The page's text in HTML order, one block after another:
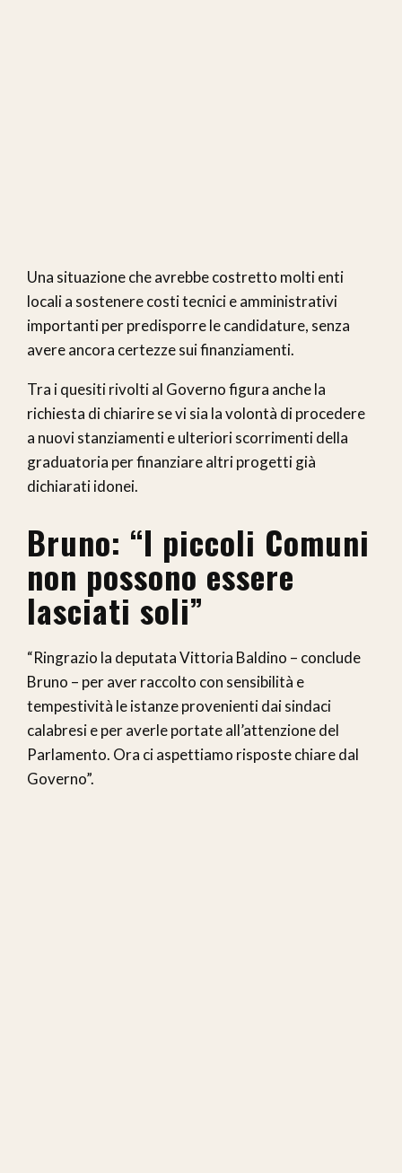
Una situazione che avrebbe costretto molti enti
locali a sostenere costi tecnici e amministrativi
importanti per predisporre le candidature, senza
avere ancora certezze sui finanziamenti.
Tra i quesiti rivolti al Governo figura anche la
richiesta di chiarire se vi sia la volontà di procedere
a nuovi stanziamenti e ulteriori scorrimenti della
graduatoria per finanziare altri progetti già
dichiarati idonei.
Bruno: “I piccoli Comuni
non possono essere
lasciati soli”
“Ringrazio la deputata Vittoria Baldino – conclude
Bruno – per aver raccolto con sensibilità e
tempestività le istanze provenienti dai sindaci
calabresi e per averle portate all’attenzione del
Parlamento. Ora ci aspettiamo risposte chiare dal
Governo”.